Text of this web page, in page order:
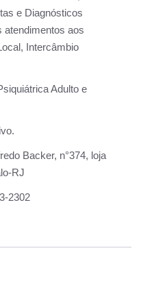
e Diagnósticos
atendimentos aos
Intercâmbio
Adulto e
Backer, n°374, loja
RJ
2302